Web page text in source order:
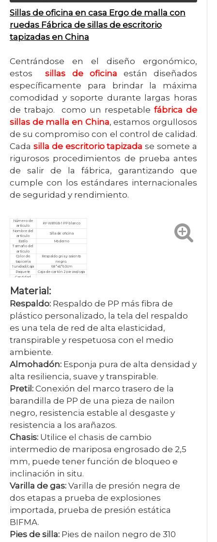
Sillas de oficina en casa Ergo de malla con
ruedas Fábrica de sillas de escritorio
tapizadas en China
Centrándose en el diseño ergonómico,
estossillas de oficina están diseñados
específicamente para brindar la máxima
comodidad y soporte durante largas horas
de trabajo. como un respetable fábrica de
sillas de malla en China, estamos orgullosos
de su compromiso con el control de calidad.
Cada silla de escritorio tapizada se somete a
rigurosos procedimientos de prueba antes
de salir de la fábrica, garantizando que
cumple con los estándares internacionales
de seguridad y rendimiento.
Número de
artículo
KY-W816B-1 PP blanco
Nombre del
artículo
Silla de oficina
Estilo
Moderno
Tamaño del
artículo
Color de
tapicería
Respaldo gris y asiento
negro.
1 unidad/caja
68*45*60cm
Paquete Caja de cartón 2 piezas/caja
Cantidad
pedido
Garantía
Certificado
ISO9001/ISO14001/ISO18001
Material:
Respaldo: Respaldo de PP más fibra de
plástico personalizado, la tela del respaldo
es una tela de red de alta elasticidad,
transpirable y respetuosa con el medio
ambiente.
Almohadón: Esponja pura de alta densidad y
alta resiliencia, suave y transpirable.
Pretil: Conexión del marco trasero de la
barandilla de PP de una pieza de nailon
negro, resistencia estable al desgaste y
resistencia a los arañazos.
Chasis: Utilice el chasis de cambio
intermedio de mariposa engrosado de 2,5
mm, puede tener función de bloqueo e
inclinación in situ.
Varilla de gas: Varilla de presión negra de
dos etapas a prueba de explosiones
importada, prueba de presión estática
BIFMA.
Pies de silla: Pies de nailon negro de 310